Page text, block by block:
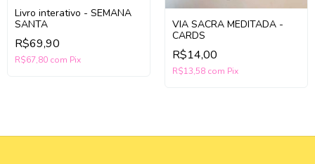
Livro interativo - SEMANA
SANTA
R$69,90
R$67,80 com Pix
VIA SACRA MEDITADA -
CARDS
R$14,00
R$13,58 com Pix